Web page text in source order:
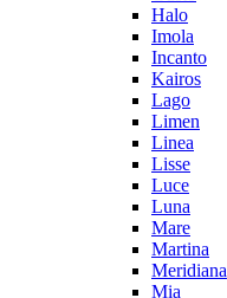
Halo
Imola
Incanto
Kairos
Lago
Limen
Linea
Lisse
Luce
Luna
Mare
Martina
Meridiana
Mia